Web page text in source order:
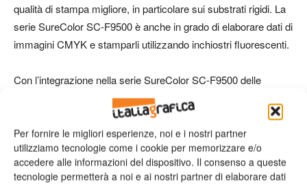
Per fornire le migliori esperienze, noi e i nostri partner
utilizziamo tecnologie come i cookie per memorizzare e/o
accedere alle informazioni del dispositivo. Il consenso a queste
tecnologie permetterà a noi e ai nostri partner di elaborare dati
qualità di stampa migliore, in particolare sui substrati rigidi. La
serie SureColor SC-F9500 è anche in grado di elaborare dati di
immagini CMYK e stamparli utilizzando inchiostri fluorescenti.
Con l’integrazione nella serie SureColor SC-F9500 delle
funzioni NVT (Nozzle Verification Technology) e POL (Part
OverLap) l’impegno di Epson per l’affidabilità è evidente.
Queste tecnologie rilevano automaticamente le condizioni degli
ugelli e regolano di conseguenza la qualità di stampa, per
garantire prestazioni costanti e affidabili, mentre per ridurre i